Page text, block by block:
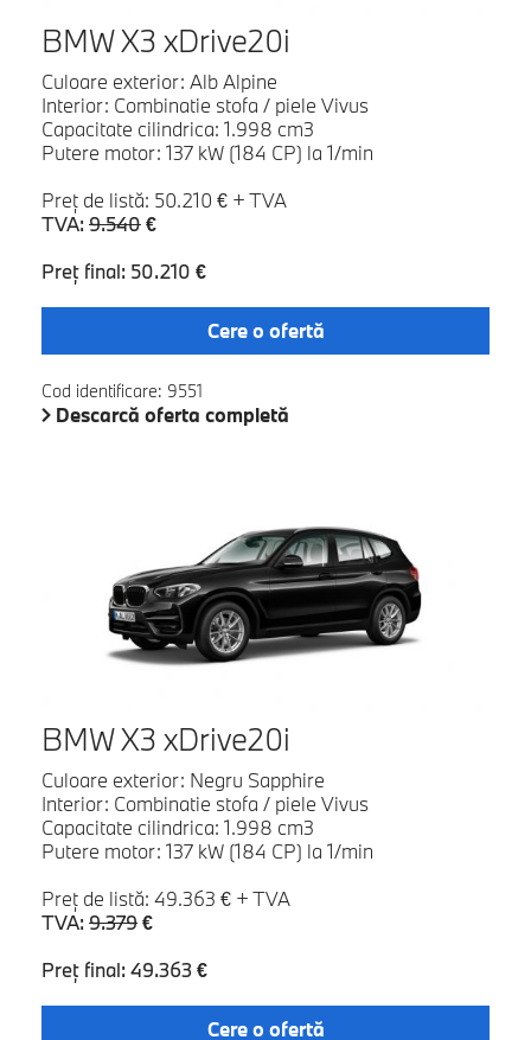
BMW X3 xDrive20i
Culoare exterior: Alb Alpine
Interior: Combinatie stofa / piele Vivus
Capacitate cilindrica: 1.998 cm3
Putere motor: 137 kW (184 CP) la 1/min
Preţ de listă: 50.210 € + TVA
TVA: 9.540€
Preţ final: 50.210 €
Cere o ofertă
Cod identificare: 9551
Descarcă oferta completă
BMW X3 xDrive20i
Culoare exterior: Negru Sapphire
Interior: Combinatie stofa / piele Vivus
Capacitate cilindrica: 1.998 cm3
Putere motor: 137 kW (184 CP) la 1/min
Preţ de listă: 49.363 € + TVA
TVA: 9.379€
Preţ final: 49.363 €
Cere o ofertă